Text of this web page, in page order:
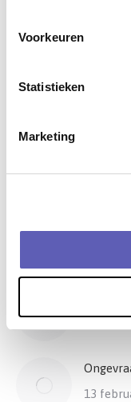
Voorkeuren
Statistieken
Marketing
24
Samen
17
13